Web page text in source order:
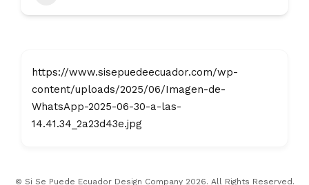
https://www.sisepuedeecuador.com/wp-
content/uploads/2025/06/Imagen-de-
WhatsApp-2025-06-30-a-las-
14.41.34_2a23d43e.jpg
© Si Se Puede Ecuador Design Company 2026. All Rights Reserved.